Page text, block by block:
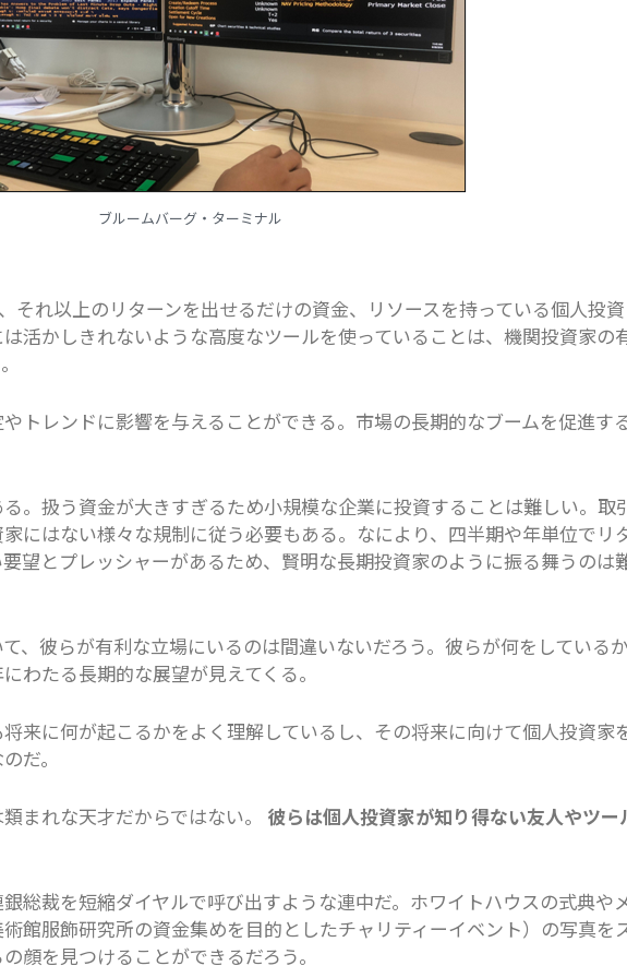
ブルームバーグ・ターミナル
それ以上のリターンを出せるだけの資金、リソースを持っている個人投資
活かしきれないような高度なツールを使っていることは、機関投資家の
トレンドに影響を与えることができる。市場の長期的なブームを促進す
。扱う資金が大きすぎるため小規模な企業に投資することは難しい。取
にはない様々な規制に従う必要もある。なにより、四半期や年単位でリ
望とプレッシャーがあるため、賢明な長期投資家のように振る舞うのは
、彼らが有利な立場にいるのは間違いないだろう。彼らが何をしている
わたる長期的な展望が見えてくる。
来に何が起こるかをよく理解しているし、その将来に向けて個人投資家
だ。
まれな天才だからではない。 彼らは個人投資家が知り得ない友人やツー
総裁を短縮ダイヤルで呼び出すような連中だ。ホワイトハウスの式典や
館服飾研究所の資金集めを目的としたチャリティーイベント）の写真を
顔を見つけることができるだろう。